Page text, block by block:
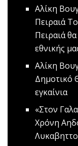
Αλίκη
ΠειραιάΤο
Πειραιά
εθνικής
Αλίκη
Δημοτικό
εγκαίνια
«Στον
Χρόνη